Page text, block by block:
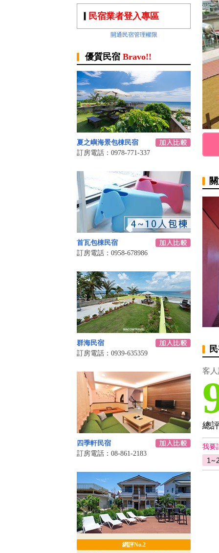
民宿業者登入專區
開通民宿管理權限
優質民宿 Bravo!!
夏之嶼海景包棟民宿
訂房電話：0978-771-337
首瓦包棟民宿
訂房電話：0958-678986
群海民宿
訂房電話：0939-635359
四季軒民宿
訂房電話：08-861-2183
網評No.2
客
總
我要